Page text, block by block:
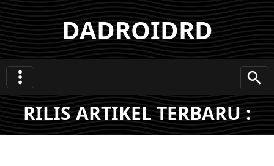
DADROIDRD
RILIS ARTIKEL TERBARU :